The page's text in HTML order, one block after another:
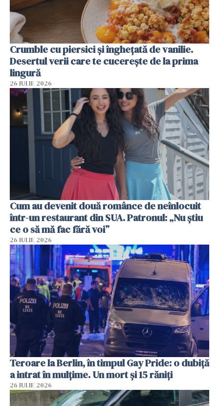
Crumble cu piersici și înghețată de vanilie.
Desertul verii care te cucerește de la prima
lingură
26 IULIE 2026
Cum au devenit două românce de neînlocuit
într-un restaurant din SUA. Patronul: „Nu știu
ce o să mă fac fără voi”
26 IULIE 2026
Teroare la Berlin, în timpul Gay Pride: o dubiță
a intrat în mulțime. Un mort și 15 răniți
26 IULIE 2026